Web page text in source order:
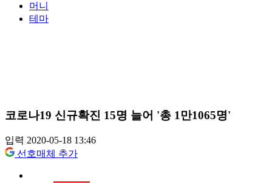
머니
테마
코로나19 신규확진 15명 늘어 '총 1만1065명'
입력 2020-05-18 13:46
선호매체 추가